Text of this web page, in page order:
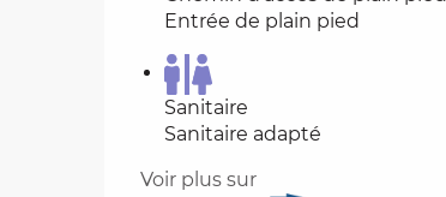
Entrée de plain pied
Sanitaire
Sanitaire adapté
Voir plus sur